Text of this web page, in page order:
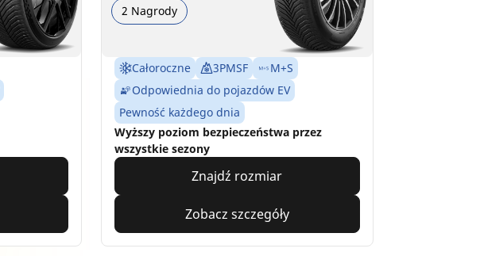
2 Nagrody
Całoroczne 3PMSF
M+S
Odpowiednia do pojazdów EV
Pewność każdego dnia
Wyższy poziom bezpieczeństwa przez
wszystkie sezony
Znajdź rozmiar
Zobacz szczegóły